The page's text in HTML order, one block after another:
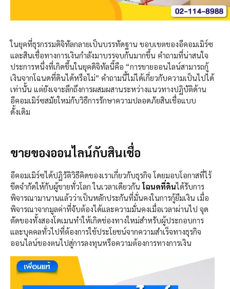
ในยุคที่ธุรกรรมดิจิทัลกลายเป็นบรรทัดฐาน ขอบเขตของอีคอมเมิร์ซ
และสินเชื่อทางการเงินกำลังมาบรรจบกันมากขึ้น คำถามที่น่าสนใจ
ประการหนึ่งที่เกิดขึ้นในยุคดิจิทัลนี้คือ “การขายออนไลน์สามารถกู้
เงินจากโฉนดที่ดินได้หรือไม่” คำถามนี้ไม่ได้เกี่ยวกับความเป็นไปได้
เท่านั้น แต่ยังเจาะลึกถึงการผสมผสานระหว่างแนวทางปฏิบัติด้าน
อีคอมเมิร์ซสมัยใหม่กับวิธีการรักษาความปลอดภัยสินเชื่อแบบ
ดั้งเดิม
ขายของออนไลน์กับสินเชื่อ
อีคอมเมิร์ซได้ปฏิวัติวิธีคิดของเราเกี่ยวกับธุรกิจ โดยมอบโอกาสที่ไร้
ขีดจำกัดให้กับผู้ขายทั่วโลก ในเวลาเดียวกันโฉนดที่ดินได้รับการ
พิจารณามานานแล้วว่าเป็นหลักประกันที่มั่นคงในการกู้ยืมเงิน เมื่อ
พิจารณาจากมูลค่าที่จับต้องได้และความมั่นคงเมื่อเวลาผ่านไป จุด
ตัดของทั้งสองโดเมนทำให้เกิดช่องทางใหม่สำหรับผู้ประกอบการ
และบุคคลทั่วไปที่ต้องการใช้ประโยชน์จากความสำเร็จทางธุรกิจ
ออนไลน์ของตนไปสู่การลงทุนหรือความต้องการทางการเงิน